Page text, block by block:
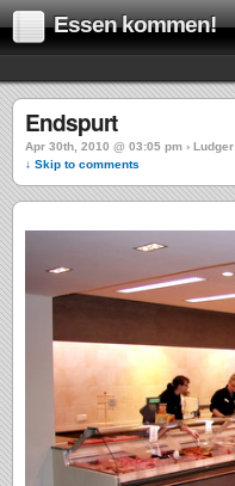
Essen kommen!
Endspurt
Apr 30th, 2010 @ 03:05 pm › Ludger
↓ Skip to comments